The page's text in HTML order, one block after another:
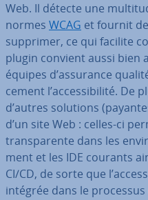
Web. Il détecte une
normes WCAG et fournit
supprimer, ce qui facilite
plugin convient aussi bien
équipes d’assurance
ce­ment l’ac­ces­si­bi­lité. De
d’autres solutions
d’un site Web : celles-ci
trans­pa­rente dans les
ment et les IDE courants
CI/CD, de sorte que
intégrée dans le